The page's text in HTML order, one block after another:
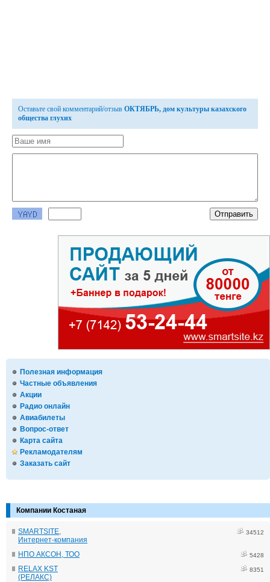
Полезная информация
Частные объявления
Акции
Радио онлайн
Авиабилеты
Вопрос-ответ
Карта сайта
Рекламодателям
Заказать сайт
Компании Костаная
SMARTSITE,
Интернет-компания
34512
НПО АКСОН, ТОО 5428
RELAX KST
(РЕЛАКС)
8351
Оставьте свой комментарий/отзыв ОКТЯБРЬ, дом культуры казахского
общества глухих